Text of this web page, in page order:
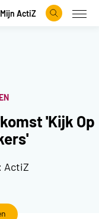
Mijn ActiZ
Zoeken
'Kijk Op
ActiZ